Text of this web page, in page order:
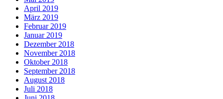
April 2019
März 2019
Februar 2019
Januar 2019
Dezember 2018
November 2018
Oktober 2018
September 2018
August 2018
Juli 2018